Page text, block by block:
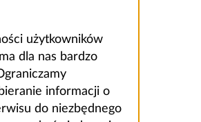
użytkowników
dla nas bardzo
informacji o
do niezbędnego